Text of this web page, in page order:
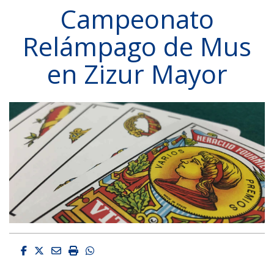
Campeonato
Relámpago de Mus
en Zizur Mayor
Facebook
Twitter
EmailImprimirWhatsapp